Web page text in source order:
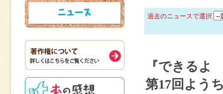
過去のニュースで選択
『できる
第17回よう